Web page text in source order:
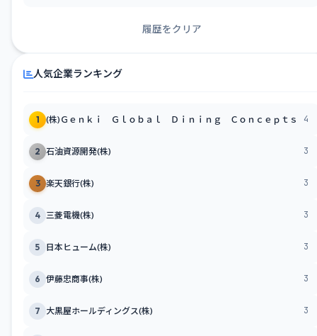
履歴をクリア
人気企業ランキング
1 (株)Ｇｅｎｋｉ Ｇｌｏｂａｌ Ｄｉｎｉｎｇ Ｃｏｎｃｅｐｔｓ 4
2 石油資源開発(株) 3
3 楽天銀行(株) 3
4 三菱電機(株) 3
5 日本ヒューム(株) 3
6 伊藤忠商事(株) 3
7 大黒屋ホールディングス(株) 3